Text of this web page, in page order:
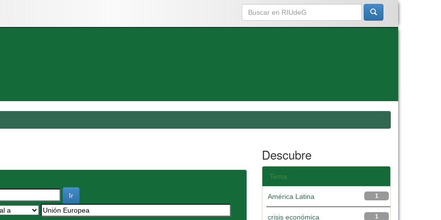
Descubre
Tema
1
América Latina
1
crisis económica